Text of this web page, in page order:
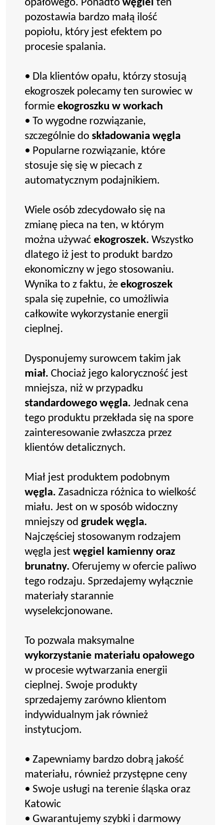
opałowego. Ponadto węgiel ten
pozostawia bardzo małą ilość
popiołu, który jest efektem po
procesie spalania.
• Dla klientów opału, którzy stosują
ekogroszek polecamy ten surowiec w
formie ekogroszku w workach
• To wygodne rozwiązanie,
szczególnie do składowania węgla
• Popularne rozwiązanie, które
stosuje się się w piecach z
automatycznym podajnikiem.
Wiele osób zdecydowało się na
zmianę pieca na ten, w którym
można używać ekogroszek. Wszystko
dlatego iż jest to produkt bardzo
ekonomiczny w jego stosowaniu.
Wynika to z faktu, że ekogroszek
spala się zupełnie, co umożliwia
całkowite wykorzystanie energii
cieplnej.
Dysponujemy surowcem takim jak
miał. Chociaż jego kaloryczność jest
mniejsza, niż w przypadku
standardowego węgla. Jednak cena
tego produktu przekłada się na spore
zainteresowanie zwłaszcza przez
klientów detalicznych.
Miał jest produktem podobnym
węgla. Zasadnicza różnica to wielkość
miału. Jest on w sposób widoczny
mniejszy od grudek węgla.
Najczęściej stosowanym rodzajem
węgla jest węgiel kamienny oraz
brunatny. Oferujemy w ofercie paliwo
tego rodzaju. Sprzedajemy wyłącznie
materiały starannie
wyselekcjonowane.
To pozwala maksymalne
wykorzystanie materiału opałowego
w procesie wytwarzania energii
cieplnej. Swoje produkty
sprzedajemy zarówno klientom
indywidualnym jak również
instytucjom.
• Zapewniamy bardzo dobrą jakość
materiału, również przystępne ceny
• Swoje usługi na terenie śląska oraz
Katowic
• Gwarantujemy szybki i darmowy